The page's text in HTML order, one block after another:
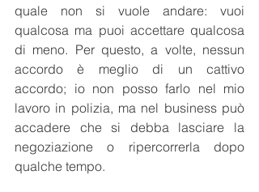
quale non si vuole andare: vuoi
qualcosa ma puoi accettare qualcosa
di meno. Per questo, a volte, nessun
accordo è meglio di un cattivo
accordo; io non posso farlo nel mio
lavoro in polizia, ma nel business può
accadere che si debba lasciare la
negoziazione o ripercorrerla dopo
qualche tempo.